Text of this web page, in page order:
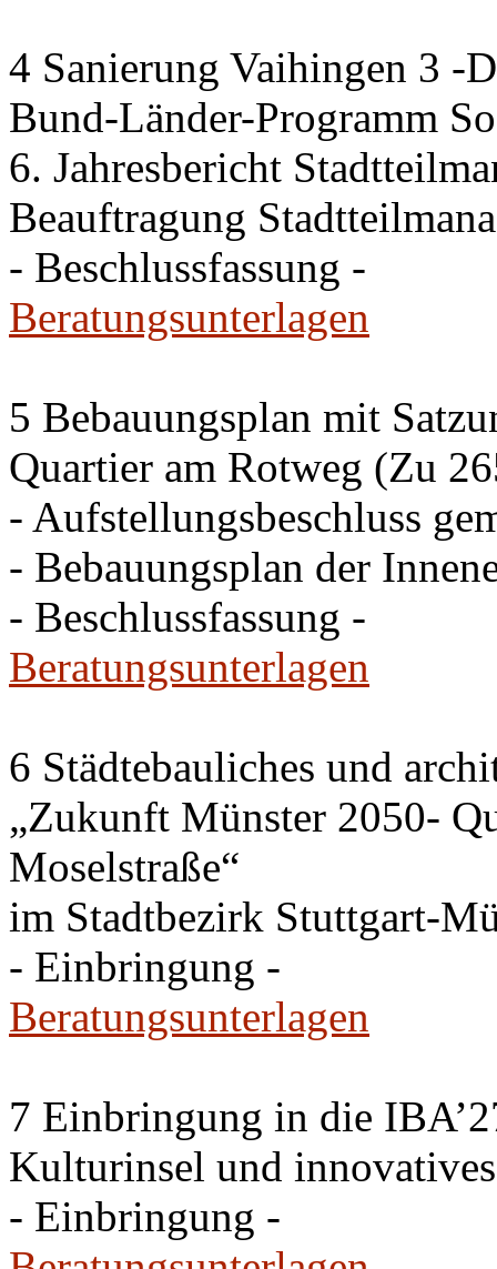
4 Sanierung Vaihingen 3 -
Bund-Länder-Programm
6. Jahresbericht
Beauftragung
- Beschlussfassung -
Beratungsunterlagen
5 Bebauungsplan mit
Quartier am Rotweg (Zu
- Aufstellungsbeschluss
- Bebauungsplan der
- Beschlussfassung -
Beratungsunterlagen
6 Städtebauliches und
„Zukunft Münster 2050-
Moselstraße“
im Stadtbezirk Stuttgart-
- Einbringung -
Beratungsunterlagen
7 Einbringung in die
Kulturinsel und
- Einbringung -